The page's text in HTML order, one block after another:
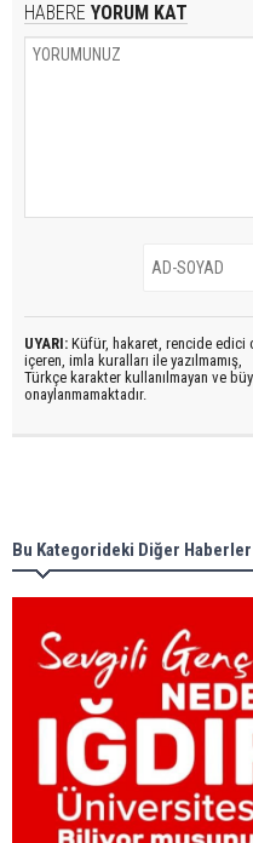
HABERE YORUM KAT
UYARI: Küfür, hakaret, rencide edici
içeren, imla kuralları ile yazılmamış,
Türkçe karakter kullanılmayan ve
onaylanmamaktadır.
Bu Kategorideki Diğer Haberler